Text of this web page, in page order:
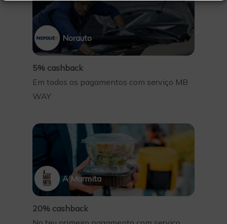
Norauto
5% cashback
Em todos os pagamentos com serviço MB
WAY
A Marmita
20% cashback